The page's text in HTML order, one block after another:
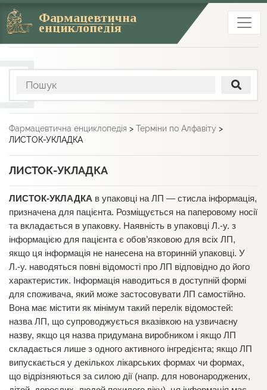
Фармацевтична
енциклопедія
Фармацевтична енциклопедія > Терміни по Алфавіту >
ЛИСТОК-УКЛАДКА
ЛИСТОК-УКЛАДКА
ЛИСТОК-УКЛАДКА в упаковці на ЛП — стисла інформація,
призначена для пацієнта. Розміщується на паперовому носії
та вкладається в упаковку. Наявність в упаковці Л.-у. з
інформацією для пацієнта є обов’язковою для всіх ЛП,
якщо ця інформація не нанесена на вторинній упаковці. У
Л.-у. наводяться повні відомості про ЛП відповідно до його
характеристик. Інформація наводиться в доступній формі
для споживача, який може застосовувати ЛП самостійно.
Вона має містити як мінімум такий перелік відомостей:
назва ЛП, що супроводжується вказівкою на узвичаєну
назву, якщо ця назва придумана виробником і якщо ЛП
складається лише з одного активного інгредієнта; якщо ЛП
випускається у декількох лікарських формах чи формах,
що відрізняються за силою дії (напр. для новонароджених,